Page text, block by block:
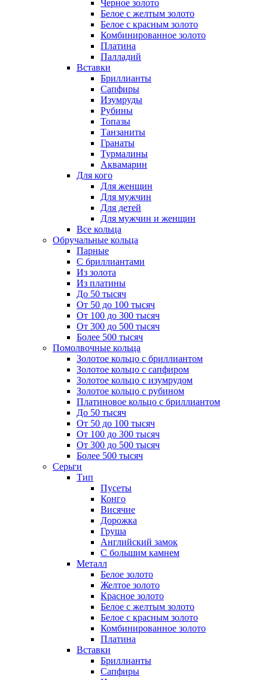
Черное золото
Белое с желтым золото
Белое с красным золото
Комбинированное золото
Платина
Палладий
Вставки
Бриллианты
Сапфиры
Изумруды
Рубины
Топазы
Танзаниты
Гранаты
Турмалины
Аквамарин
Для кого
Для женщин
Для мужчин
Для детей
Для мужчин и женщин
Все кольца
Обручальные кольца
Парные
С бриллиантами
Из золота
Из платины
До 50 тысяч
От 50 до 100 тысяч
От 100 до 300 тысяч
От 300 до 500 тысяч
Более 500 тысяч
Помолвочные кольца
Золотое кольцо с бриллиантом
Золотое кольцо с сапфиром
Золотое кольцо с изумрудом
Золотое кольцо с рубином
Платиновое кольцо с бриллиантом
До 50 тысяч
От 50 до 100 тысяч
От 100 до 300 тысяч
От 300 до 500 тысяч
Более 500 тысяч
Серьги
Тип
Пусеты
Конго
Висячие
Дорожка
Груша
Английский замок
С большим камнем
Металл
Белое золото
Желтое золото
Красное золото
Белое с желтым золото
Белое с красным золото
Комбинированное золото
Платина
Вставки
Бриллианты
Сапфиры